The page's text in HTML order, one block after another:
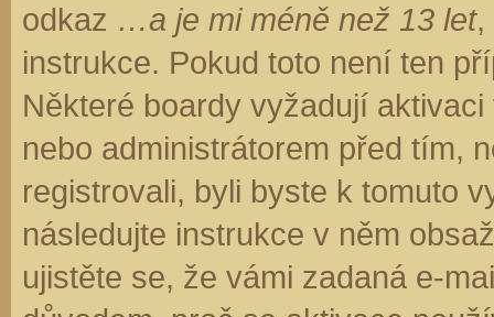
odkaz …a je mi méně než 13 let,
instrukce. Pokud toto není ten
Některé boardy vyžadují
nebo administrátorem před tím,
registrovali, byli byste k tomuto
následujte instrukce v něm
ujistěte se, že vámi zadaná e-